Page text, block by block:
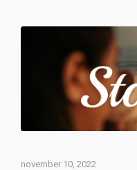
november 10, 2022